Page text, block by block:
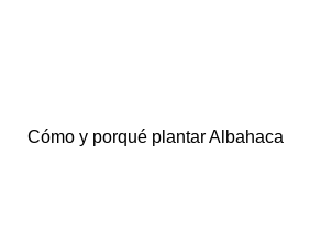
Cómo y porqué plantar Albahaca